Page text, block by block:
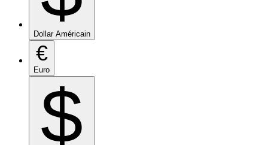
Dollar Américain
€
Euro
$